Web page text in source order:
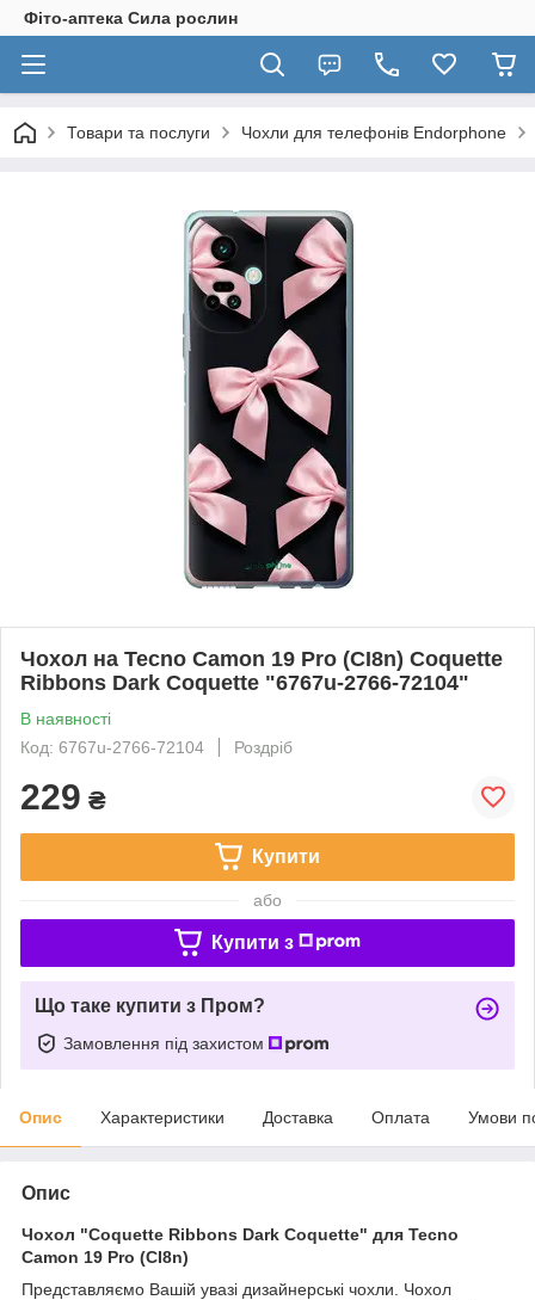
Фіто-аптека Сила рослин
Товари та послуги Чохли для телефонів Endorphone
Чохол на Tecno Camon 19 Pro (CI8n) Coquette
Ribbons Dark Coquette "6767u-2766-72104"
В наявності
Код: 6767u-2766-72104
Роздріб
229 ₴
Купити
або
Купити з
Що таке купити з Пром?
Замовлення під захистом
Опис Характеристики Доставка Оплата Умови
Опис
Чохол "Coquette Ribbons Dark Coquette" для Tecno
Camon 19 Pro (CI8n)
Представляємо Вашій увазі дизайнерські чохли. Чохол